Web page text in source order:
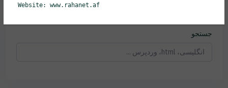
جستجو
Website: www.rahanet.af